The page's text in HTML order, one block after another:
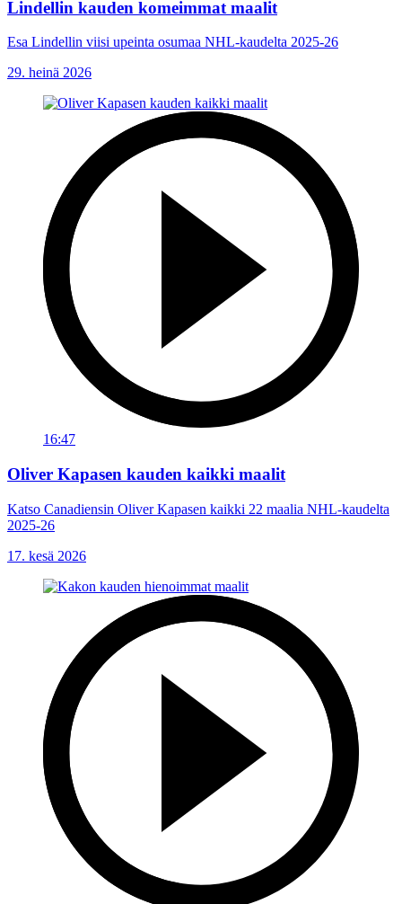
Lindellin kauden komeimmat maalit
Esa Lindellin viisi upeinta osumaa NHL-kaudelta 2025-26
29. heinä 2026
16:47
Oliver Kapasen kauden kaikki maalit
Katso Canadiensin Oliver Kapasen kaikki 22 maalia NHL-kaudelta
2025-26
17. kesä 2026